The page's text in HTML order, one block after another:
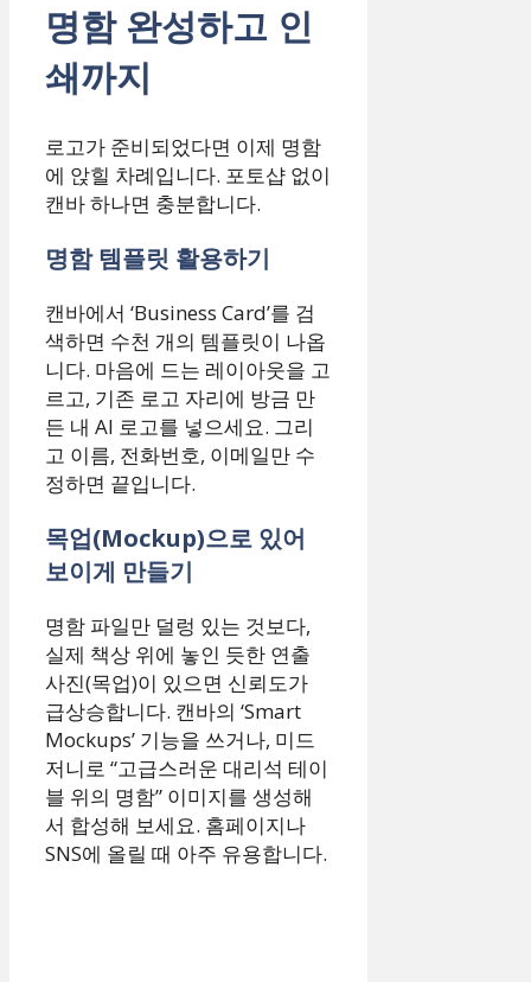
명함 완성하고 인
쇄까지
로고가 준비되었다면 이제 명함
에 앉힐 차례입니다. 포토샵 없이
캔바 하나면 충분합니다.
명함 템플릿 활용하기
캔바에서 ‘Business Card’를 검
색하면 수천 개의 템플릿이 나옵
니다. 마음에 드는 레이아웃을 고
르고, 기존 로고 자리에 방금 만
든 내 AI 로고를 넣으세요. 그리
고 이름, 전화번호, 이메일만 수
정하면 끝입니다.
목업(Mockup)으로 있어
보이게 만들기
명함 파일만 덜렁 있는 것보다,
실제 책상 위에 놓인 듯한 연출
사진(목업)이 있으면 신뢰도가
급상승합니다. 캔바의 ‘Smart
Mockups’ 기능을 쓰거나, 미드
저니로 “고급스러운 대리석 테이
블 위의 명함” 이미지를 생성해
서 합성해 보세요. 홈페이지나
SNS에 올릴 때 아주 유용합니다.